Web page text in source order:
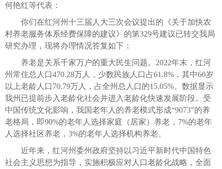
何艳红等代表：
你们在红河州十三届人大三次会议提出的《关于加快农
村养老服务体系经费保障的建议》的第329号建议已转交我局
研究办理，现将办理情况答复如下：
养老是关系千家万户的重大民生问题。2022年末，红河
州常住总人口470.28万人，少数民族人口占61.8%，其中60岁
以上老龄人口70.79万人，占全州总人口的15.05%。数据显示
我州已提前步入老龄化社会并进入老龄化快速发展阶段。受
中国传统文化影响，我国老年人的养老模式形成“9073”的养
老格局，即90%的老年人选择家庭（居家）养老，7%的老年
人选择社区养老，3%的老年人选择机构养老。
近年来，红河州委州政府坚持以习近平新时代中国特色
社会主义思想为指导，实施积极应对人口老龄化战略，全面